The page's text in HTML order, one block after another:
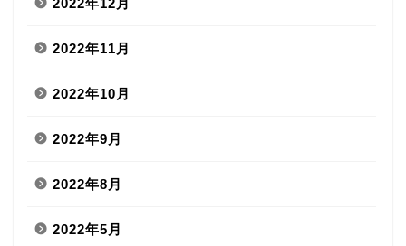
2022年12月
2022年11月
2022年10月
2022年9月
2022年8月
2022年5月